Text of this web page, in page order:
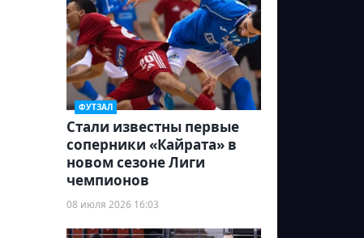
ФУТЗАЛ
Стали известны первые
соперники «Кайрата» в
новом сезоне Лиги
чемпионов
08 июля 2026 16:03